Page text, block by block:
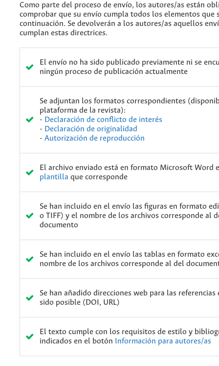
Como parte del proceso de envío, los autores/as están
comprobar que su envío cumpla todos los elementos que
continuación. Se devolverán a los autores/as aquellos
cumplan estas directrices.
El envío no ha sido publicado previamente ni se
ningún proceso de publicación actualmente
Se adjuntan los formatos correspondientes
plataforma de la revista):
- Declaración de conflicto de interés
- Declaración de originalidad
- Autorización de reproducción
El archivo enviado está en formato Microsoft Word
plantilla que corresponde
Se han incluido en el envío las figuras en formato
o TIFF) y el nombre de los archivos corresponde al
documento
Se han incluido en el envío las tablas en formato
nombre de los archivos corresponde al del
Se han añadido direcciones web para las referencias
sido posible (DOI, URL)
El texto cumple con los requisitos de estilo y
indicados en el botón
Información para autores/as